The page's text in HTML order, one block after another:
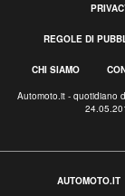
REGOLE DI
CHI SIAMO
Automoto.it - quotidiano
AUTOMOTO.IT